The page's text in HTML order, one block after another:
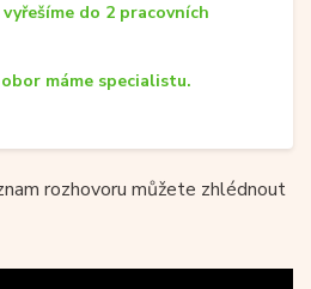
do 2 pracovních
máme specialistu.
rozhovoru můžete zhlédnout